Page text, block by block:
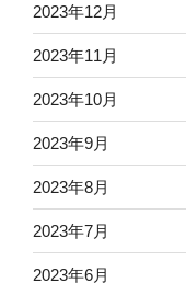
2023年12月
2023年11月
2023年10月
2023年9月
2023年8月
2023年7月
2023年6月